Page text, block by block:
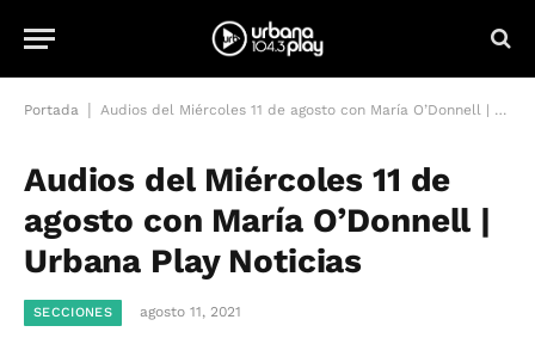
Portada Audios del Miércoles 11 de agosto con María O’Donnell | Urbana Play Noticias
Audios del Miércoles 11 de
agosto con María O’Donnell |
Urbana Play Noticias
SECCIONES agosto 11, 2021